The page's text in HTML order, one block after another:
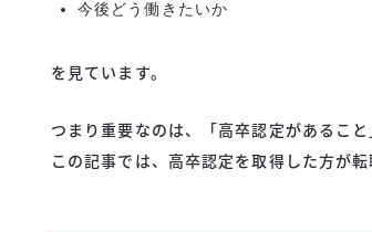
今後どう働きたいか
を見ています。
つまり重要なのは、「高卒認定があるこ
この記事では、高卒認定を取得した方が